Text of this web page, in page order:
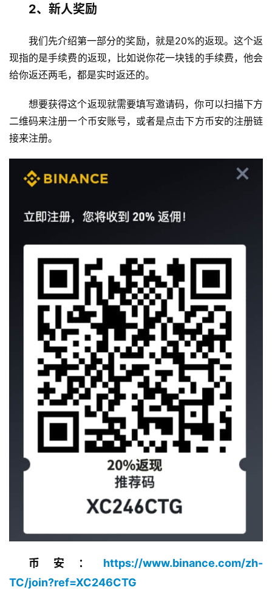
2、新人奖励
我们先介绍第一部分的奖励，就是20%的返现。这个返
现指的是手续费的返现，比如说你花一块钱的手续费，他会
给你返还两毛，都是实时返还的。
想要获得这个返现就需要填写邀请码，你可以扫描下方
二维码来注册一个币安账号，或者是点击下方币安的注册链
接来注册。
币安： https://www.binance.com/zh-
TC/join?ref=XC246CTG